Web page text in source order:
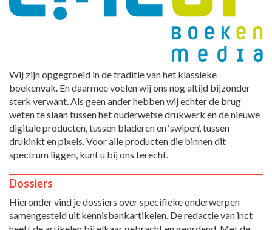
Wij zijn opgegroeid in de traditie van het klassieke
boekenvak. En daarmee voelen wij ons nog altijd bijzonder
sterk verwant. Als geen ander hebben wij echter de brug
weten te slaan tussen het ouderwetse drukwerk en de nieuwe
digitale producten, tussen bladeren en ‘swipen’, tussen
drukinkt en pixels. Voor alle producten die binnen dit
spectrum liggen, kunt u bij ons terecht.
Dossiers
Hieronder vind je dossiers over specifieke onderwerpen
samengesteld uit kennisbankartikelen. De redactie van inct